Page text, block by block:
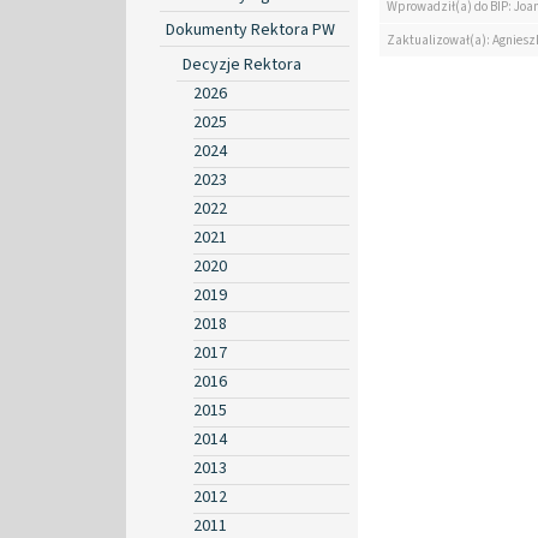
Dokumenty Rektora PW
Decyzje Rektora
2026
2025
2024
2023
2022
2021
2020
2019
2018
2017
2016
2015
2014
2013
2012
2011
Wprowadził(a) do BIP:
Zaktualizował(a):